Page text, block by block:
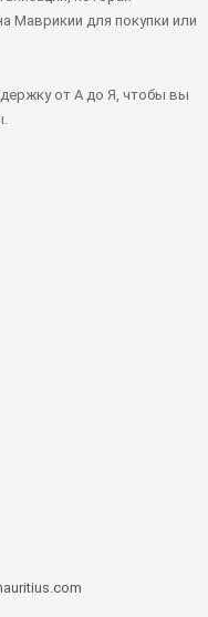
Маврикии для покупки или
от А до Я, чтобы вы